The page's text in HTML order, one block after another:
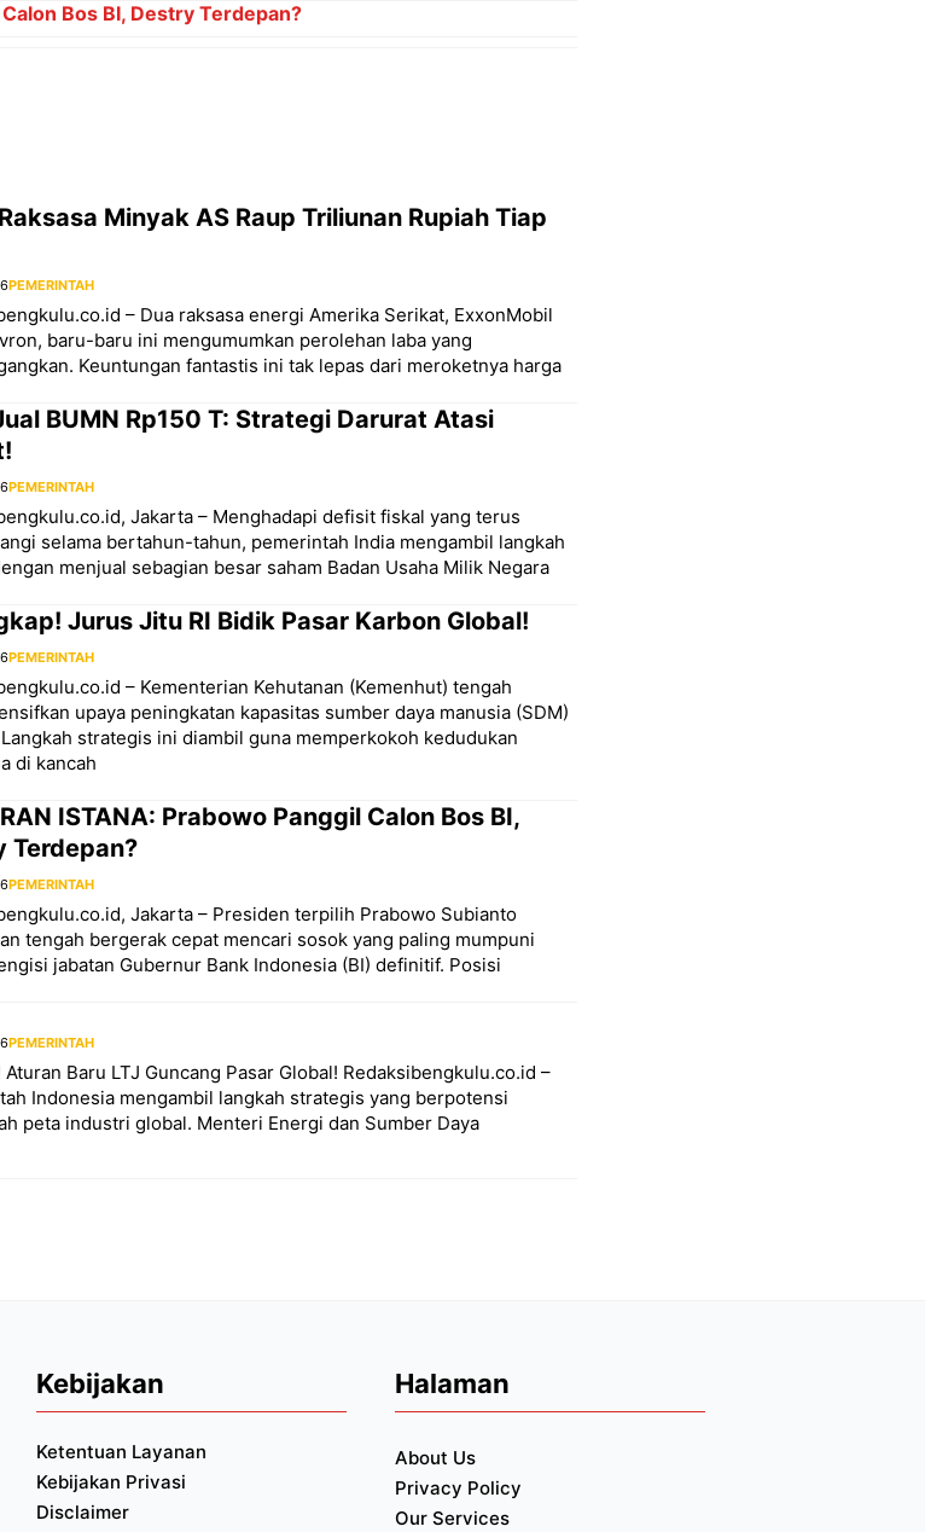
Bos BI, Destry Terdepan?
Minyak AS Raup Triliunan Rupiah Tiap
PEMERINTAH
– Dua raksasa energi Amerika Serikat, ExxonMobil
baru-baru ini mengumumkan perolehan laba yang
Keuntungan fantastis ini tak lepas dari meroketnya harga
BUMN Rp150 T: Strategi Darurat Atasi
PEMERINTAH
Jakarta – Menghadapi defisit fiskal yang terus
selama bertahun-tahun, pemerintah India mengambil langkah
menjual sebagian besar saham Badan Usaha Milik Negara
Jurus Jitu RI Bidik Pasar Karbon Global!
PEMERINTAH
– Kementerian Kehutanan (Kemenhut) tengah
upaya peningkatan kapasitas sumber daya manusia (SDM)
strategis ini diambil guna memperkokoh kedudukan
di kancah
ISTANA: Prabowo Panggil Calon Bos BI,
Terdepan?
PEMERINTAH
Jakarta – Presiden terpilih Prabowo Subianto
tengah bergerak cepat mencari sosok yang paling mumpuni
jabatan Gubernur Bank Indonesia (BI) definitif. Posisi
PEMERINTAH
Aturan Baru LTJ Guncang Pasar Global! Redaksibengkulu.co.id –
Indonesia mengambil langkah strategis yang berpotensi
peta industri global. Menteri Energi dan Sumber Daya
Kebijakan
Ketentuan Layanan
Kebijakan Privasi
Disclaimer
Halaman
About Us
Privacy Policy
Our Services